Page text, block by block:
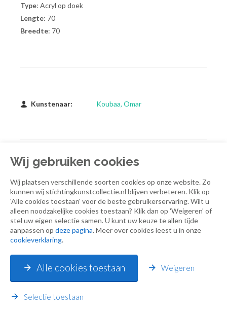
Wij gebruiken cookies
Wij plaatsen verschillende soorten cookies op onze website. Zo
kunnen wij stichtingkunstcollectie.nl blijven verbeteren. Klik op
'Alle cookies toestaan' voor de beste gebruikerservaring. Wilt u
alleen noodzakelijke cookies toestaan? Klik dan op 'Weigeren' of
stel uw eigen selectie samen. U kunt uw keuze te allen tijde
aanpassen op deze pagina. Meer over cookies leest u in onze
cookieverklaring.
Alle cookies toestaan Weigeren
Selectie toestaan
Type: Acryl op doek
Lengte: 70
Breedte: 70
Kunstenaar: Koubaa, Omar
Printen
Terug naar overzicht